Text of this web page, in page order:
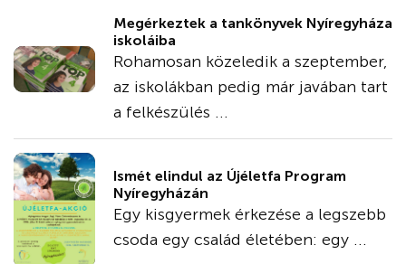
Megérkeztek a tankönyvek Nyíregyháza
iskoláiba
Rohamosan közeledik a szeptember,
az iskolákban pedig már javában tart
a felkészülés ...
Ismét elindul az Újéletfa Program
Nyíregyházán
Egy kisgyermek érkezése a legszebb
csoda egy család életében: egy ...